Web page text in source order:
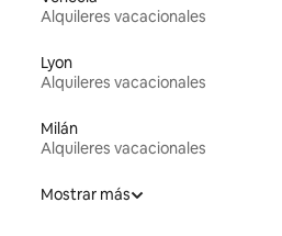
Alquileres vacacionales
Lyon
Alquileres vacacionales
Milán
Alquileres vacacionales
Mostrar más